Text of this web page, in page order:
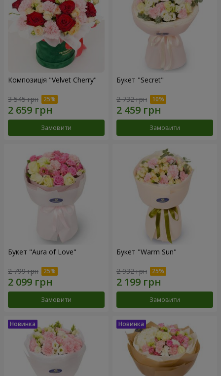
Композиція "Velvet Cherry"
3 545 грн
Замовити
Букет "Secret"
2 732 грн
Замовити
Букет "Aura of Love"
2 799 грн
Замовити
Букет "Warm Sun"
2 932 грн
Замовити